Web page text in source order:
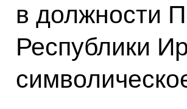
в должности
Республики